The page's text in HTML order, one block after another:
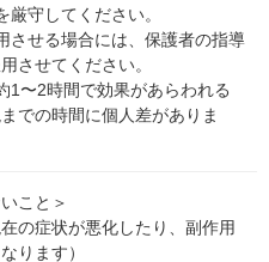
厳守してください。
させる場合には、保護者の指導
させてください。
1〜2時間で効果があらわれる
での時間に個人差がありま
こと＞
在の症状が悪化したり、副作用
ります）